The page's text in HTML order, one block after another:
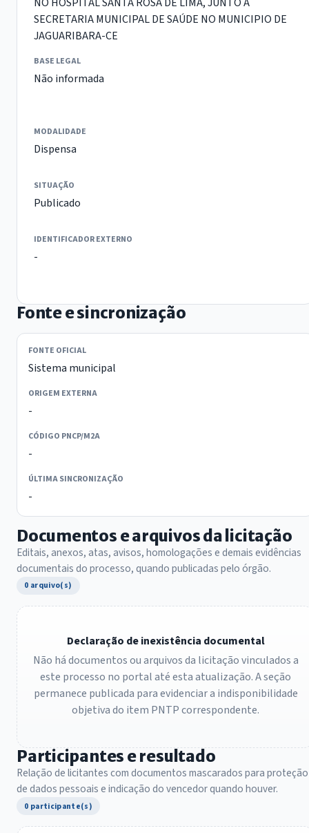
SECRETARIA MUNICIPAL DE SAÚDE NO MUNICIPIO DE
JAGUARIBARA-CE
BASE LEGAL
Não informada
MODALIDADE
Dispensa
SITUAÇÃO
Publicado
IDENTIFICADOR EXTERNO
-
Fonte e sincronização
FONTE OFICIAL
Sistema municipal
ORIGEM EXTERNA
-
CÓDIGO PNCP/M2A
-
ÚLTIMA SINCRONIZAÇÃO
-
Documentos e arquivos da licitação
Editais, anexos, atas, avisos, homologações e demais evidências
documentais do processo, quando publicadas pelo órgão.
0 arquivo(s)
Declaração de inexistência documental
Não há documentos ou arquivos da licitação vinculados a
este processo no portal até esta atualização. A seção
permanece publicada para evidenciar a indisponibilidade
objetiva do item PNTP correspondente.
Participantes e resultado
Relação de licitantes com documentos mascarados para proteção
de dados pessoais e indicação do vencedor quando houver.
0 participante(s)